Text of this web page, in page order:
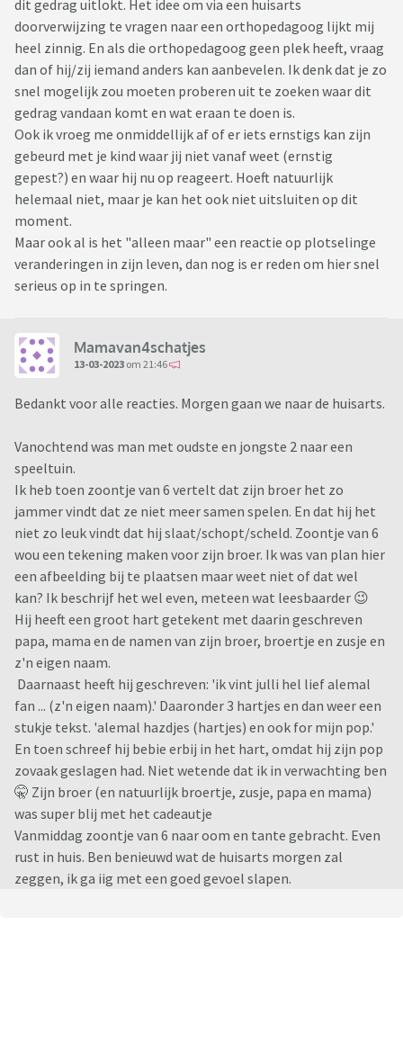
dit gedrag uitlokt. Het idee om via een huisarts
doorverwijzing te vragen naar een orthopedagoog lijkt mij
heel zinnig. En als die orthopedagoog geen plek heeft, vraag
dan of hij/zij iemand anders kan aanbevelen. Ik denk dat je zo
snel mogelijk zou moeten proberen uit te zoeken waar dit
gedrag vandaan komt en wat eraan te doen is.
Ook ik vroeg me onmiddellijk af of er iets ernstigs kan zijn
gebeurd met je kind waar jij niet vanaf weet (ernstig
gepest?) en waar hij nu op reageert. Hoeft natuurlijk
helemaal niet, maar je kan het ook niet uitsluiten op dit
moment.
Maar ook al is het "alleen maar" een reactie op plotselinge
veranderingen in zijn leven, dan nog is er reden om hier snel
serieus op in te springen.
Mamavan4schatjes
13-03-2023 om 21:46
Bedankt voor alle reacties. Morgen gaan we naar de huisarts.
Vanochtend was man met oudste en jongste 2 naar een
speeltuin.
Ik heb toen zoontje van 6 vertelt dat zijn broer het zo
jammer vindt dat ze niet meer samen spelen. En dat hij het
niet zo leuk vindt dat hij slaat/schopt/scheld. Zoontje van 6
wou een tekening maken voor zijn broer. Ik was van plan hier
een afbeelding bij te plaatsen maar weet niet of dat wel
kan? Ik beschrijf het wel even, meteen wat leesbaarder 😉
Hij heeft een groot hart getekent met daarin geschreven
papa, mama en de namen van zijn broer, broertje en zusje en
z'n eigen naam.
Daarnaast heeft hij geschreven: 'ik vint julli hel lief alemal
fan ... (z'n eigen naam).' Daaronder 3 hartjes en dan weer een
stukje tekst. 'alemal hazdjes (hartjes) en ook for mijn pop.'
En toen schreef hij bebie erbij in het hart, omdat hij zijn pop
zovaak geslagen had. Niet wetende dat ik in verwachting ben
🤫 Zijn broer (en natuurlijk broertje, zusje, papa en mama)
was super blij met het cadeautje
Vanmiddag zoontje van 6 naar oom en tante gebracht. Even
rust in huis. Ben benieuwd wat de huisarts morgen zal
zeggen, ik ga iig met een goed gevoel slapen.